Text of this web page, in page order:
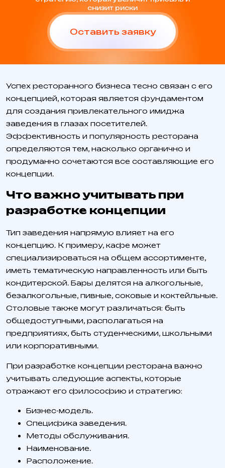
снизит риски
Оставить заявку
Успех ресторанного бизнеса тесно связан с его
концепцией, которая является фундаментом
для создания привлекательного имиджа
заведения в глазах посетителей.
Эффективность и популярность ресторана
определяются тем, насколько органично и
продуманно сочетаются все составляющие его
концепции.
Что важно учитывать при
разработке концепции
Тип заведения напрямую влияет на его
концепцию. К примеру, кафе может
специализироваться на общем ассортименте,
иметь тематическую направленность или быть
кондитерской. Бары делятся на алкогольные,
безалкогольные, пивные, соковые и коктейльные.
Столовые также могут различаться: быть
общедоступными, располагаться на
предприятиях, быть студенческими, школьными
или корпоративными.
При разработке концепции ресторана важно
учитывать следующие аспекты, которые
отражают его философию и стратегию:
Бизнес-модель.
Специфика заведения.
Методы обслуживания.
Наименование.
Расположение.